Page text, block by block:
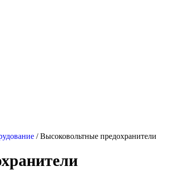
/Высоковольтные предохранители